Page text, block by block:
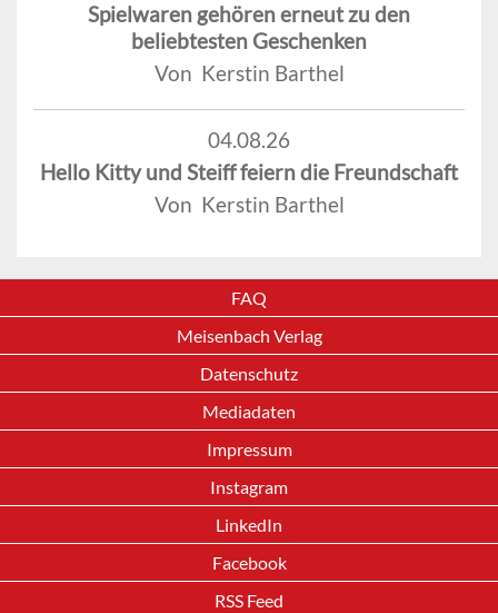
Spielwaren gehören erneut zu den
beliebtesten Geschenken
Von Kerstin Barthel
04.08.26
Hello Kitty und Steiff feiern die Freundschaft
Von Kerstin Barthel
FAQ
Meisenbach Verlag
Datenschutz
Mediadaten
Impressum
Instagram
LinkedIn
Facebook
RSS Feed